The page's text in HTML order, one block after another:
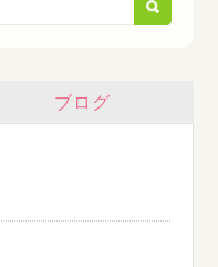
ブログ